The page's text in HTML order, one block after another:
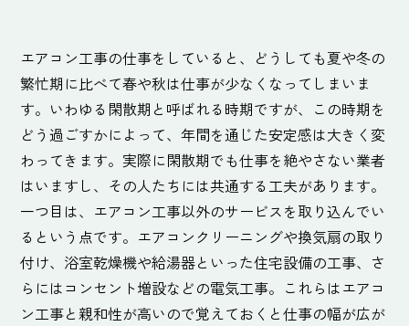
エアコン工事の仕事をしていると、どうしても夏や冬の
繁忙期に比べて春や秋は仕事が少なくなってしまいま
す。いわゆる閑散期と呼ばれる時期ですが、この時期を
どう過ごすかによって、年間を通じた安定感は大きく変
わってきます。実際に閑散期でも仕事を絶やさない業者
はいますし、その人たちには共通する工夫があります。
一つ目は、エアコン工事以外のサービスを取り込んでい
るという点です。エアコンクリーニングや換気扇の取り
付け、浴室乾燥機や給湯器といった住宅設備の工事、さ
らにはコンセント増設などの電気工事。これらはエアコ
ン工事と親和性が高いので覚えておくと仕事の幅が広が